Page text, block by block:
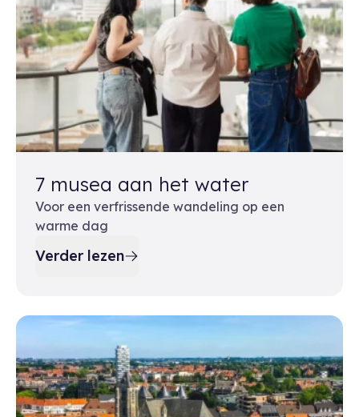
7 musea aan het water
Voor een verfrissende wandeling op een
warme dag
Verder lezen